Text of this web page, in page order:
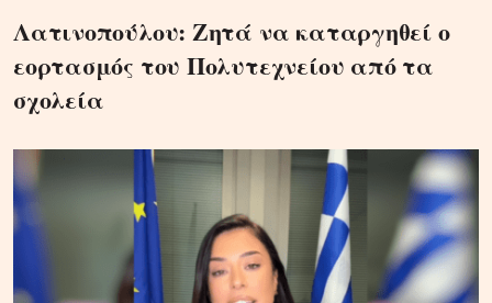
Λατινοπούλου: Ζητά να καταργηθεί ο
εορτασμός του Πολυτεχνείου από τα
σχολεία